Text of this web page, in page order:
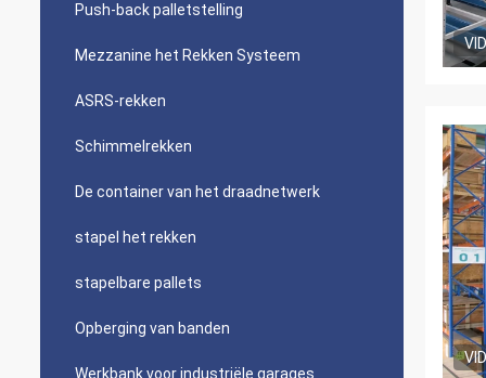
Push-back palletstelling
Mezzanine het Rekken Systeem
ASRS-rekken
Schimmelrekken
De container van het draadnetwerk
stapel het rekken
stapelbare pallets
Opberging van banden
Werkbank voor industriële garages